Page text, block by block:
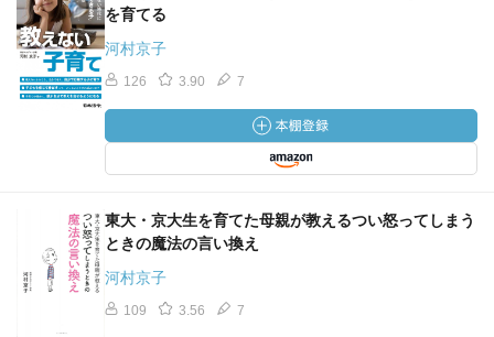
を育てる
河村京子
126 3.90 7
東大・京大生を育てた母親が教えるつい怒ってしまう
ときの魔法の言い換え
河村京子
109 3.56 7